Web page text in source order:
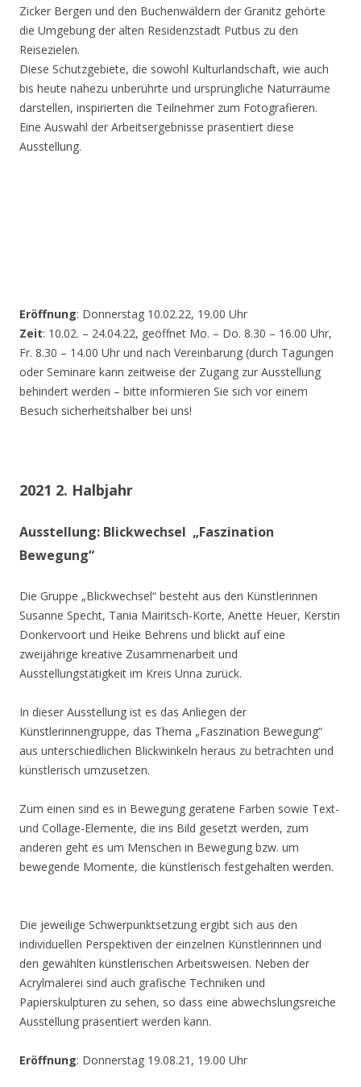
Zicker Bergen und den Buchenwäldern der Granitz gehörte
die Umgebung der alten Residenzstadt Putbus zu den
Reisezielen.
Diese Schutzgebiete, die sowohl Kulturlandschaft, wie auch
bis heute nahezu unberührte und ursprüngliche Naturräume
darstellen, inspirierten die Teilnehmer zum Fotografieren.
Eine Auswahl der Arbeitsergebnisse präsentiert diese
Ausstellung.
Eröffnung: Donnerstag 10.02.22, 19.00 Uhr
Zeit: 10.02. – 24.04.22, geöffnet Mo. – Do. 8.30 – 16.00 Uhr,
Fr. 8.30 – 14.00 Uhr und nach Vereinbarung (durch Tagungen
oder Seminare kann zeitweise der Zugang zur Ausstellung
behindert werden – bitte informieren Sie sich vor einem
Besuch sicherheitshalber bei uns!
2021 2. Halbjahr
Ausstellung: Blickwechsel „Faszination
Bewegung“
Die Gruppe „Blickwechsel“ besteht aus den Künstlerinnen
Susanne Specht, Tania Mairitsch-Korte, Anette Heuer, Kerstin
Donkervoort und Heike Behrens und blickt auf eine
zweijährige kreative Zusammenarbeit und
Ausstellungstätigkeit im Kreis Unna zurück.
In dieser Ausstellung ist es das Anliegen der
Künstlerinnengruppe, das Thema „Faszination Bewegung“
aus unterschiedlichen Blickwinkeln heraus zu betrachten und
künstlerisch umzusetzen.
Zum einen sind es in Bewegung geratene Farben sowie Text-
und Collage-Elemente, die ins Bild gesetzt werden, zum
anderen geht es um Menschen in Bewegung bzw. um
bewegende Momente, die künstlerisch festgehalten werden.
Die jeweilige Schwerpunktsetzung ergibt sich aus den
individuellen Perspektiven der einzelnen Künstlerinnen und
den gewählten künstlerischen Arbeitsweisen. Neben der
Acrylmalerei sind auch grafische Techniken und
Papierskulpturen zu sehen, so dass eine abwechslungsreiche
Ausstellung präsentiert werden kann.
Eröffnung: Donnerstag 19.08.21, 19.00 Uhr